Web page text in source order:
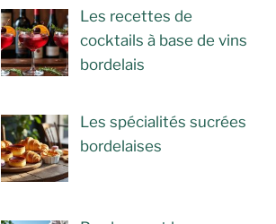
Les recettes de
cocktails à base de vins
bordelais
Les spécialités sucrées
bordelaises